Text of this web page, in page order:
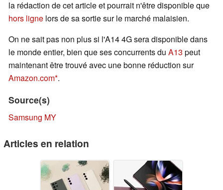
la rédaction de cet article et pourrait n'être disponible que
hors ligne lors de sa sortie sur le marché malaisien.
On ne sait pas non plus si l'A14 4G sera disponible dans
le monde entier, bien que ses concurrents du A13 peut
maintenant être trouvé avec une bonne réduction sur
Amazon.com .
Source(s)
Samsung MY
Articles en relation